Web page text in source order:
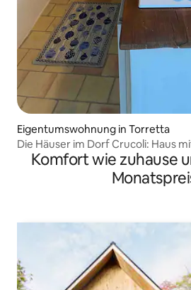
Eigentumswohnung in Torretta
Die Häuser im Dorf Crucoli: Haus
Komfort wie zuhause